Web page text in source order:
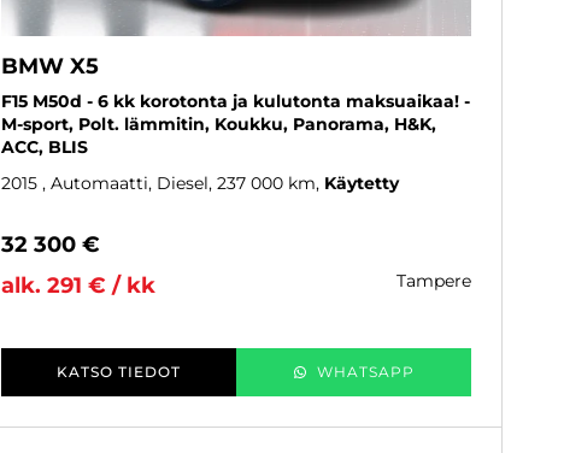
BMW X5
F15 M50d - 6 kk korotonta ja kulutonta maksuaikaa! -
M-sport, Polt. lämmitin, Koukku, Panorama, H&K,
ACC, BLIS
2015 , Automaatti, Diesel, 237 000 km Käytetty
32 300 €
alk. 291 € / kk
tampere
KATSO TIEDOT WHATSAPP